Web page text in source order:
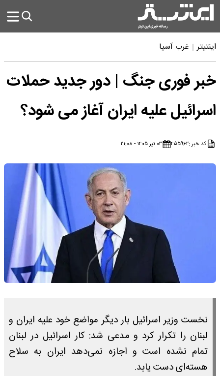
اینتیتر غرب آسیا
خبر فوری جنگ | دور جدید حملات
اسرائیل علیه ایران آغاز می شود؟
کد خبر :۴۵۵۹۶۲ ۰۳ تیر ۱۴۰۵ - ۲۱:۰۸
نخست وزیر اسرائیل بار دیگر مواضع خود علیه ایران و
لبنان را تکرار کرد و مدعی شد: کار اسرائیل در لبنان
تمام نشده است و اجازه نمی‌دهد ایران به سلاح
هسته‌ای دست یابد.